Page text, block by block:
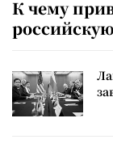
К чему